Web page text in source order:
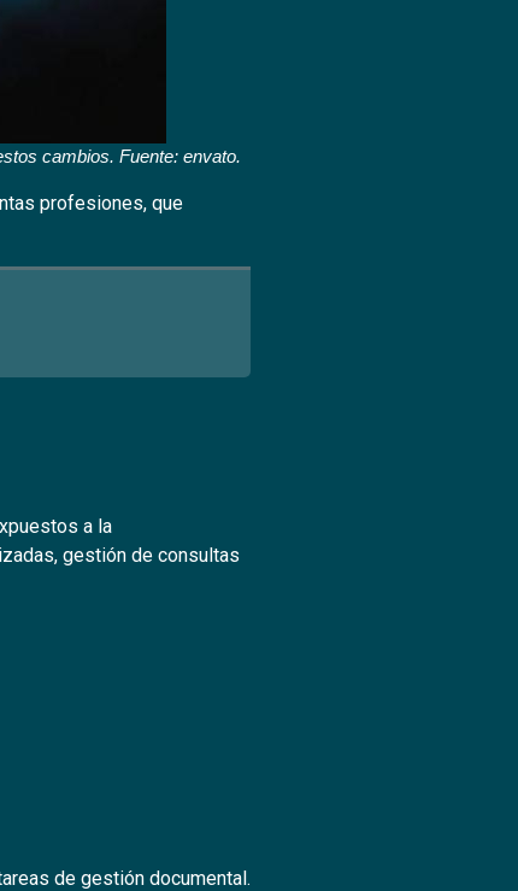
cambios. Fuente: envato.
profesiones, que
a la
gestión de consultas
de gestión documental.